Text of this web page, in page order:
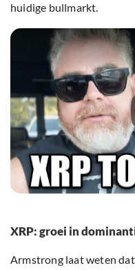
huidige bullmarkt.
XRP: groei in
Armstrong laat weten